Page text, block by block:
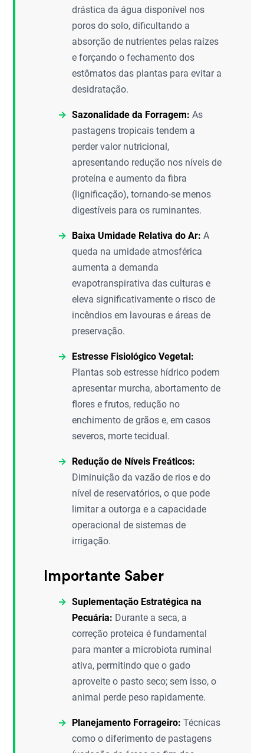
drástica da água disponível nos
poros do solo, dificultando a
absorção de nutrientes pelas raízes
e forçando o fechamento dos
estômatos das plantas para evitar a
desidratação.
Sazonalidade da Forragem: As
pastagens tropicais tendem a
perder valor nutricional,
apresentando redução nos níveis de
proteína e aumento da fibra
(lignificação), tornando-se menos
digestíveis para os ruminantes.
Baixa Umidade Relativa do Ar: A
queda na umidade atmosférica
aumenta a demanda
evapotranspirativa das culturas e
eleva significativamente o risco de
incêndios em lavouras e áreas de
preservação.
Estresse Fisiológico Vegetal:
Plantas sob estresse hídrico podem
apresentar murcha, abortamento de
flores e frutos, redução no
enchimento de grãos e, em casos
severos, morte tecidual.
Redução de Níveis Freáticos:
Diminuição da vazão de rios e do
nível de reservatórios, o que pode
limitar a outorga e a capacidade
operacional de sistemas de
irrigação.
Importante Saber
Suplementação Estratégica na
Pecuária: Durante a seca, a
correção proteica é fundamental
para manter a microbiota ruminal
ativa, permitindo que o gado
aproveite o pasto seco; sem isso, o
animal perde peso rapidamente.
Planejamento Forrageiro: Técnicas
como o diferimento de pastagens